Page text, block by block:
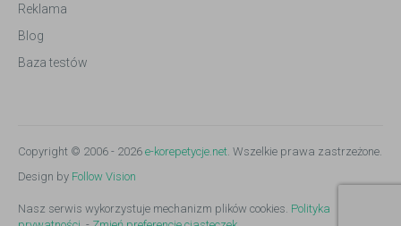
Reklama
Blog
Baza testów
Copyright © 2006 - 2026 e-korepetycje.net . Wszelkie prawa zastrzeżone.
Design by Follow Vision
Nasz serwis wykorzystuje mechanizm plików cookies. Polityka